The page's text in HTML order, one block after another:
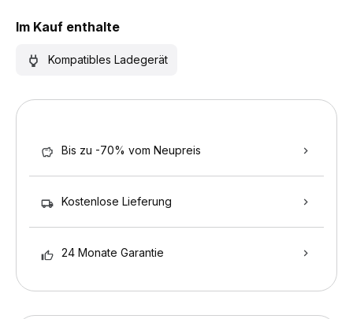
Im Kauf enthalte
Kompatibles Ladegerät
Bis zu -70% vom Neupreis
Kostenlose Lieferung
24 Monate Garantie